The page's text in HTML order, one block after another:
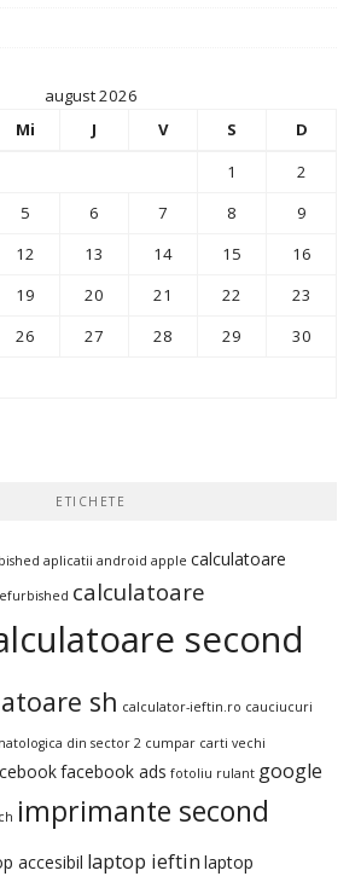
august 2026
Mi J V S
D
1
2
5 6 7 8
9
12 13 14 15
16
19 20 21 22
23
26 27 28 29
30
ETICHETE
aplicatii android apple calculatoare
calculatoare
second
sh calculator-ieftin.ro cauciucuri
din sector 2 cumpar carti vechi
facebook ads fotoliu rulant google
imprimante second
accesibil laptop ieftin laptop